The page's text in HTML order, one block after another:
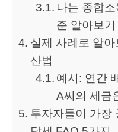
나는 종합
준 알아보기
실제 사례로 알
산법
예시: 연간
A씨의 세금
투자자들이 가장